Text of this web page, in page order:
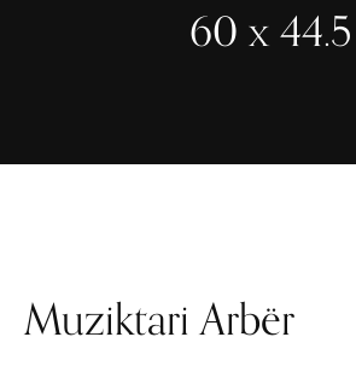
60 x 44.5
Muziktari Arbër